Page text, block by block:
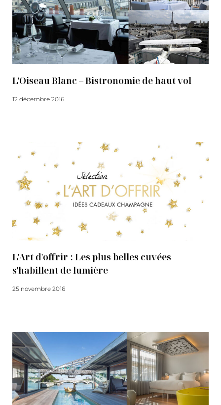
L'Oiseau Blanc – Bistronomie de haut vol
12 décembre 2016
L'Art d'offrir : Les plus belles cuvées
s'habillent de lumière
25 novembre 2016